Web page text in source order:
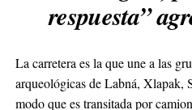
respuesta”
La carretera es la que une a las
arqueológicas de Labná, Xlapak,
modo que es transitada por